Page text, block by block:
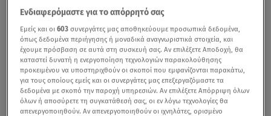
Ενδιαφερόμαστε για το απόρρητό σας
Εμείς και οι603 συνεργάτες μας αποθηκεύουμε προσωπικά δεδομένα,
όπως δεδομένα περιήγησης ή μοναδικά αναγνωριστικά στοιχεία, και
έχουμε πρόσβαση σε αυτά στη συσκευή σας. Αν επιλέξετε Αποδοχή, θα
καταστεί δυνατή η ενεργοποίηση τεχνολογιών παρακολούθησης
προκειμένου να υποστηριχθούν οι σκοποί που εμφανίζονται παρακάτω,
για τους οποίους εμείς και οι συνεργάτες μας επεξεργαζόμαστε τα
δεδομένα με σκοπό την παροχή υπηρεσιών. Αν επιλέξετε Απόρριψη όλων
όλων ή αποσύρετε τη συγκατάθεσή σας, οι εν λόγω τεχνολογίες θα
απενεργοποιηθούν. Αν απενεργοποιηθούν οι ιχνηλάτες, ορισμένο